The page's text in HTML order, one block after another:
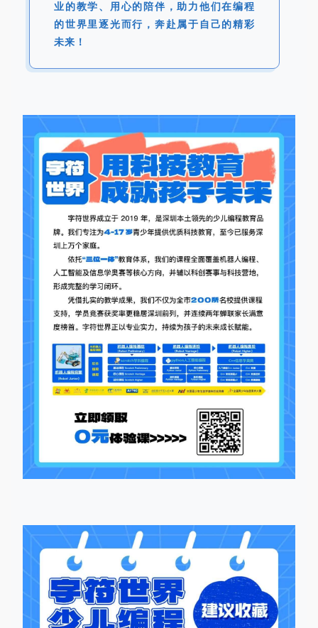
业的教学、用心的陪伴，助力他们在编程
的世界里逐光而行，奔赴属于自己的精彩
未来！